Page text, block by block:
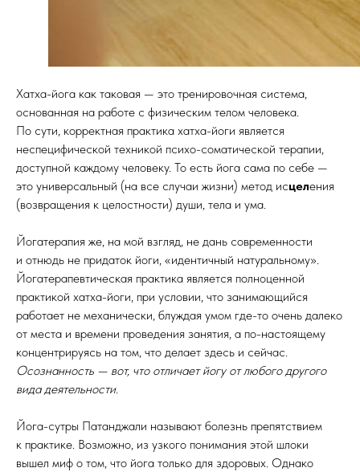
Хатха-йога как таковая — это тренировочная система,
основанная на работе с физическим телом человека.
По сути, корректная практика хатха-йоги является
неспецифической техникой психо-соматической терапии,
доступной каждому человеку. То есть йога сама по себе —
это универсальный (на все случаи жизни) метод исцеления
(возвращения к целостности) души, тела и ума.
Йогатерапия же, на мой взгляд, не дань современности
и отнюдь не придаток йоги, «идентичный натуральному».
Йогатерапевтическая практика является полноценной
практикой хатха-йоги, при условии, что занимающийся
работает не механически, блуждая умом где-то очень далеко
от места и времени проведения занятия, а по-настоящему
концентрируясь на том, что делает здесь и сейчас.
Осознанность — вот, что отличает йогу от любого другого
вида деятельности.
Йога-сутры Патанджали называют болезнь препятствием
к практике. Возможно, из узкого понимания этой шлоки
вышел миф о том, что йога только для здоровых. Однако